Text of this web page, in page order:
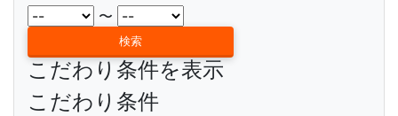
〜
こだわり条件を表示
こだわり条件